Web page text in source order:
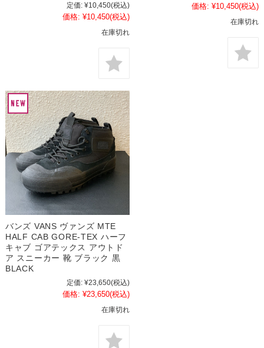
定価: ¥10,450(税込)
価格: ¥10,450(税込)
在庫切れ
価格: ¥10,450(税込)
在庫切れ
バンズ VANS ヴァンズ MTE
HALF CAB GORE-TEX ハーフ
キャブ ゴアテックス アウトド
ア スニーカー 靴 ブラック 黒
BLACK
定価: ¥23,650(税込)
価格: ¥23,650(税込)
在庫切れ